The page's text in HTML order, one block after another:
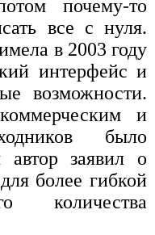
почему-то
все с нуля.
в 2003 году
интерфейс и
возможности.
и
было
заявил о
более гибкой
количества